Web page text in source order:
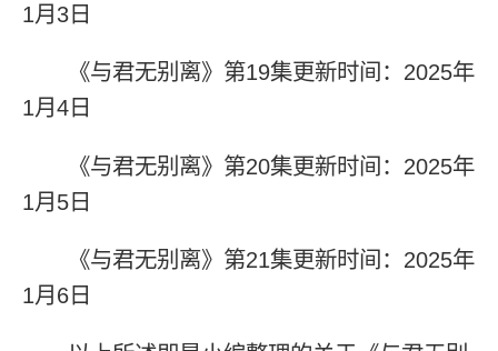
1月3日
《与君无别离》第19集更新时间：2025年
1月4日
《与君无别离》第20集更新时间：2025年
1月5日
《与君无别离》第21集更新时间：2025年
1月6日